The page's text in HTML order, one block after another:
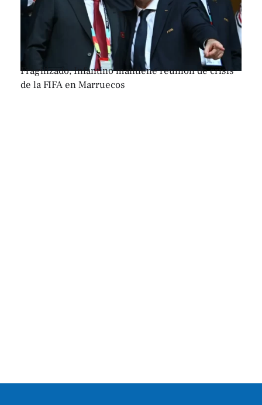
Fragilizado, Infantino mantiene reunión de crisis
de la FIFA en Marruecos